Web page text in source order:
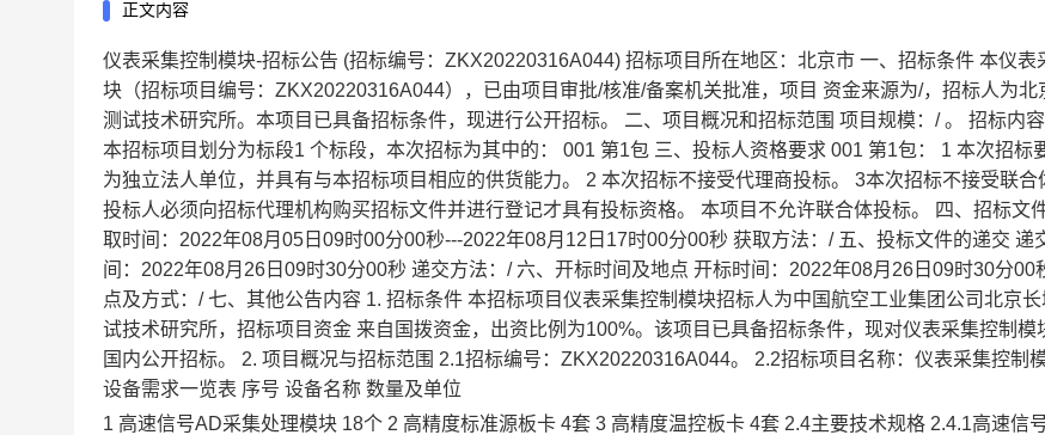
正文内容
仪表采集控制模块-招标公告 (招标编号：ZKX20220316A044) 招标项目所在地区：北京市 一、招标条件 本仪表
块（招标项目编号：ZKX20220316A044），已由项目审批/核准/备案机关批准，项目 资金来源为/，招标人为北
测试技术研究所。本项目已具备招标条件，现进行公开招标。 二、项目概况和招标范围 项目规模：/ 。 招标内容
本招标项目划分为标段1 个标段，本次招标为其中的： 001 第1包 三、投标人资格要求 001 第1包： 1 本次招标
为独立法人单位，并具有与本招标项目相应的供货能力。 2 本次招标不接受代理商投标。 3本次招标不接受联合
投标人必须向招标代理机构购买招标文件并进行登记才具有投标资格。 本项目不允许联合体投标。 四、招标文
取时间：2022年08月05日09时00分00秒---2022年08月12日17时00分00秒 获取方法：/ 五、投标文件的递交 递
间：2022年08月26日09时30分00秒 递交方法：/ 六、开标时间及地点 开标时间：2022年08月26日09时30分00
点及方式：/ 七、其他公告内容 1. 招标条件 本招标项目仪表采集控制模块招标人为中国航空工业集团公司北京长
试技术研究所，招标项目资金 来自国拨资金，出资比例为100%。该项目已具备招标条件，现对仪表采集控制模
国内公开招标。 2. 项目概况与招标范围 2.1招标编号：ZKX20220316A044。 2.2招标项目名称：仪表采集控制
设备需求一览表 序号 设备名称 数量及单位
1 高速信号AD采集处理模块 18个 2 高精度标准源板卡 4套 3 高精度温控板卡 4套 2.4主要技术规格 2.4.1高速信